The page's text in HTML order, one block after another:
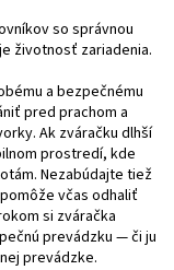
so správnou
životnosť zariadenia.
a bezpečnému
pred prachom a
Ak zváračku dlhší
prostredí, kde
Nezabúdajte tiež
včas odhaliť
si zváračka
prevádzku — či ju
prevádzke.